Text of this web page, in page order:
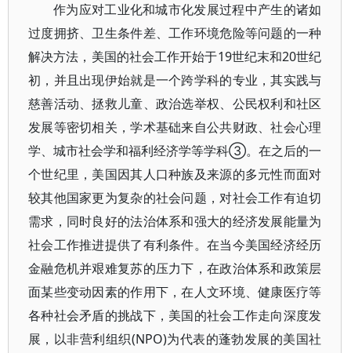
作为应对工业化和城市化发展过程中产生的诸如
过度拥挤、卫生条件差、工作环境危险等问题的一种
解决方法，美国的社会工作开始于19世纪末和20世纪
初，并且出现伊始就是一个跨学科的专业，其实践与
慈善活动、拯救儿童、政治选举权、公民权利和社区
发展等密切相关，学术基础来自公共财政、社会心理
学、城市社会学和福利经济学等学科③。在之后的一
个世纪里，美国因其人口种族及来源的多元性而面对
较其他国家更为复杂的社会问题，对社会工作有迫切
需求，同时良好的法治体系和强大的经济发展能量为
社会工作推进提供了有利条件。在当今美国经济经历
金融危机并艰难复苏的压力下，在政治体系和政策层
面某些变动因素的作用下，在人文环境、健康医疗等
各种社会矛盾的挑战下，美国的社会工作走向深度发
展，以非营利组织(NPO)为代表的蓬勃发展的美国社